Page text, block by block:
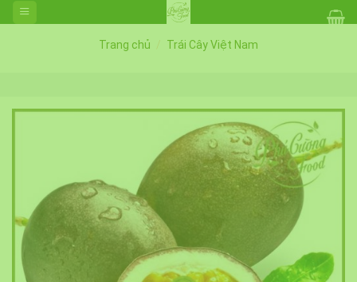
Skip
to
Trang chủ Trái Cây Việt Nam